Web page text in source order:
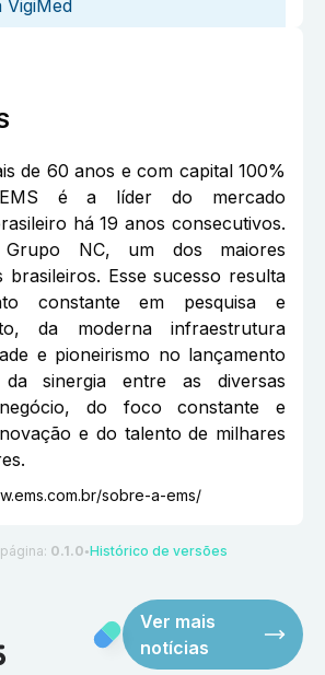
VigiMed
de 60 anos e com capital 100%
é a líder do mercado
há 19 anos consecutivos.
NC, um dos maiores
brasileiros. Esse sucesso resulta
constante em pesquisa e
da moderna infraestrutura
e pioneirismo no lançamento
sinergia entre as diversas
do foco constante e
e do talento de milhares
sobre-a-ems/
0.1.0 ●Histórico de versões
Ver mais
notícias